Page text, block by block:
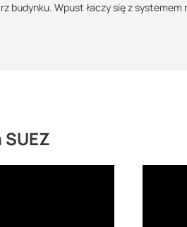
budynku. Wpust łaczy się z systemem
125